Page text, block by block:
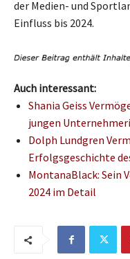
der Medien- und
Einfluss bis 2024.
Auch interessant:
Shania Geiss
jungen
Dolph Lundgren
Erfolgsgeschichte
MontanaBlack: Sein
2024 im Detail